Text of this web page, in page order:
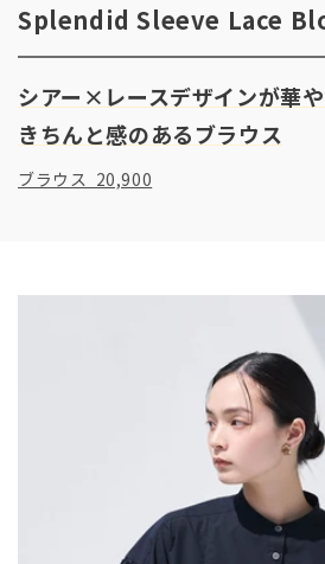
Splendid Sleeve Lace
シアー×レースデザインが華
きちんと感のあるブラウス
ブラウス 20,900